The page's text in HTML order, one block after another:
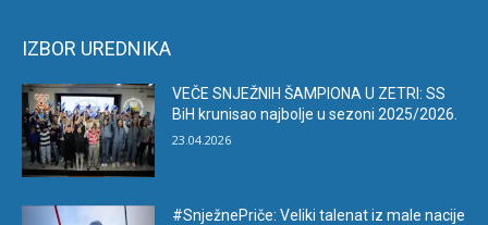
IZBOR UREDNIKA
VEČE SNJEŽNIH ŠAMPIONA U ZETRI: SS
BiH krunisao najbolje u sezoni 2025/2026.
23.04.2026
#SnježnePriče: Veliki talenat iz male nacije